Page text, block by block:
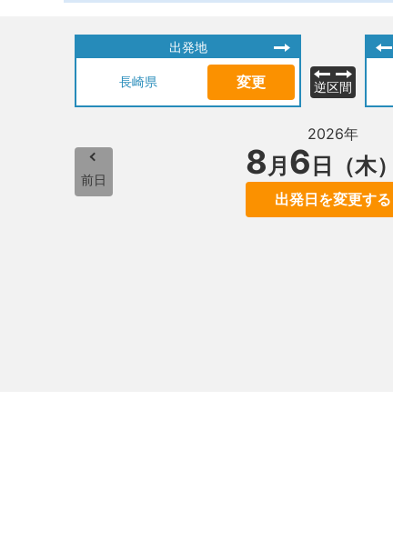
出発地
長崎県 変更 逆区間
前日
2026年
8月 6 日（木）
出発日を変更する